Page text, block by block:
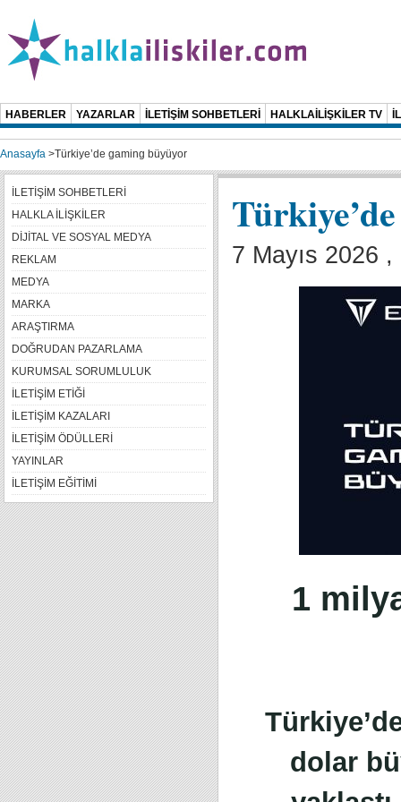
HABERLER YAZARLAR İLETİŞİM SOHBETLERİ HALKLAİLİŞKİLER TV
Anasayfa >Türkiye’de gaming büyüyor
7 Mayıs 2026
1
dolar
İLETİŞİM SOHBETLERİ
HALKLA İLİŞKİLER
DİJİTAL VE SOSYAL MEDYA
REKLAM
MEDYA
MARKA
ARAŞTIRMA
DOĞRUDAN PAZARLAMA
KURUMSAL SORUMLULUK
İLETİŞİM ETİĞİ
İLETİŞİM KAZALARI
İLETİŞİM ÖDÜLLERİ
YAYINLAR
İLETİŞİM EĞİTİMİ